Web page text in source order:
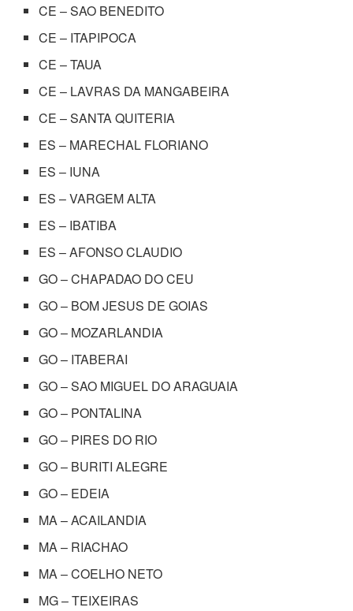
CE – SAO BENEDITO
CE – ITAPIPOCA
CE – TAUA
CE – LAVRAS DA MANGABEIRA
CE – SANTA QUITERIA
ES – MARECHAL FLORIANO
ES – IUNA
ES – VARGEM ALTA
ES – IBATIBA
ES – AFONSO CLAUDIO
GO – CHAPADAO DO CEU
GO – BOM JESUS DE GOIAS
GO – MOZARLANDIA
GO – ITABERAI
GO – SAO MIGUEL DO ARAGUAIA
GO – PONTALINA
GO – PIRES DO RIO
GO – BURITI ALEGRE
GO – EDEIA
MA – ACAILANDIA
MA – RIACHAO
MA – COELHO NETO
MG – TEIXEIRAS